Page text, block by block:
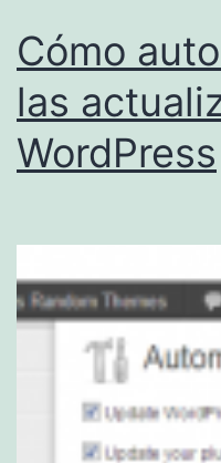
Cómo
las
WordPress